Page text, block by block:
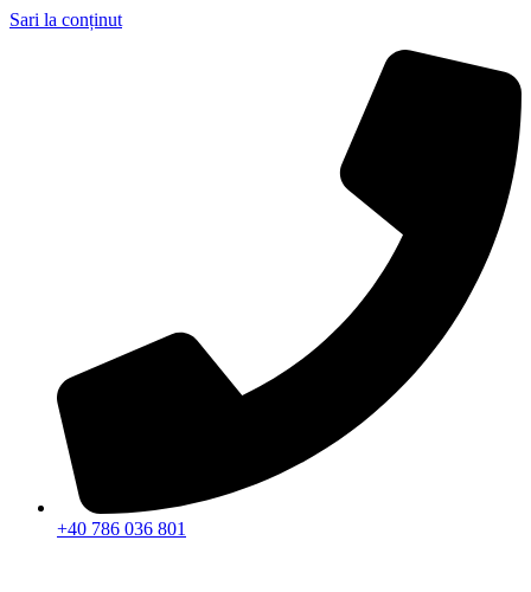
Sari la conținut
+40 786 036 801